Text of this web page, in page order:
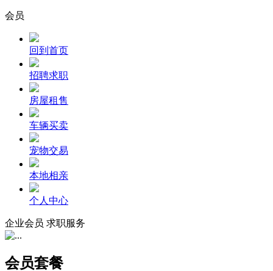
会员
回到首页
招聘求职
房屋租售
车辆买卖
宠物交易
本地相亲
个人中心
企业会员 求职服务
会员套餐